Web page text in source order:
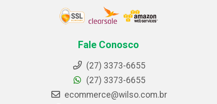
Fale Conosco
(27) 3373-6655
(27) 3373-6655
ecommerce@wilso.com.br